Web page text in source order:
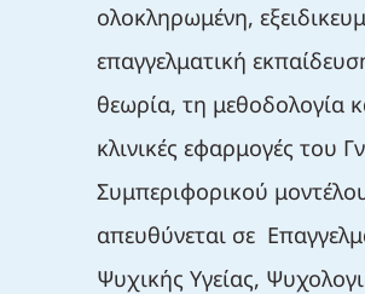
ολοκληρωμένη,
επαγγελματική
θεωρία, τη μεθοδολογία
κλινικές εφαρμογές του
Συμπεριφορικού
απευθύνεται σε
Ψυχικής Υγείας,